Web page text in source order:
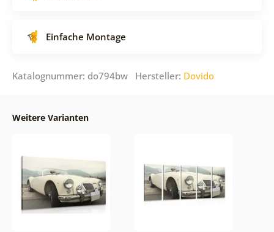
Einfache Montage
Katalognummer: do794bw Hersteller: Dovido
Weitere Varianten